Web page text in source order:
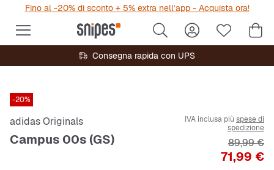
Fino al -20% di sconto + 5% extra nell’app - Acquista ora!
Consegna rapida con UPS
-20%
adidas Originals
Campus 00s (GS)
IVA inclusa più spese di
spedizione
Prezzo
71,99 €
Prezzo
89,99 €